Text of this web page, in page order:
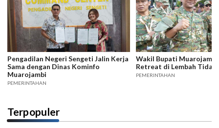
Pengadilan Negeri Sengeti Jalin Kerja
Sama dengan Dinas Kominfo
Muarojambi
PEMERINTAHAN
Wakil Bupati
Retreat di Lembah Tidar
PEMERINTAHAN
Terpopuler